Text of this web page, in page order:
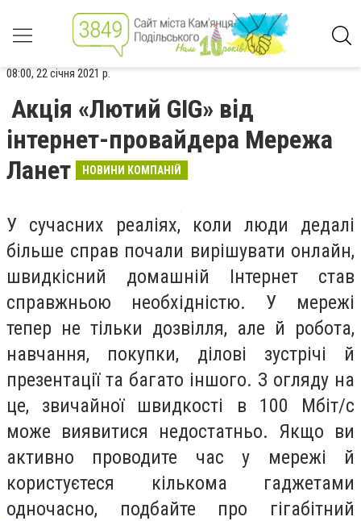
08:00, 22 січня 2021 р.
Акція «Лютий GIG» від
інтернет-провайдера Мережа
Ланет
НОВИНИ КОМПАНІЙ
У сучасних реаліях, коли люди дедалі
більше справ почали вирішувати онлайн,
швидкісний домашній Інтернет став
справжньою необхідністю. У мережі
тепер не тільки дозвілля, але й робота,
навчання, покупки, ділові зустрічі й
презентації та багато іншого. З огляду на
це, звичайної швидкості в 100 Мбіт/с
може виявитися недостатньо. Якщо ви
активно проводите час у мережі й
користуєтеся кількома гаджетами
одночасно, подбайте про гігабітний